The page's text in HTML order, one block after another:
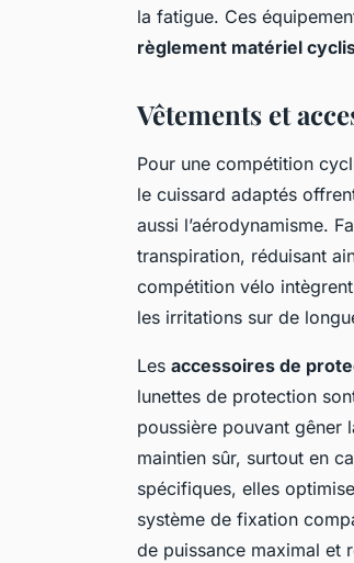
la fatigue. Ces
règlement matériel
Vêtements et
Pour une compétition
le cuissard adaptés
aussi l’aérodynamisme.
transpiration, réduisant
compétition vélo
les irritations sur de
Les accessoires de
lunettes de protection
poussière pouvant gêner
maintien sûr, surtout en
spécifiques, elles
système de fixation
de puissance maximal et